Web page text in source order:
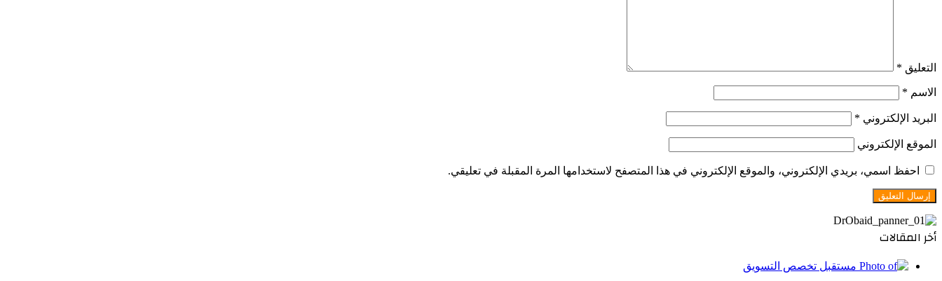
التعليق *
الاسم *
البريد الإلكتروني *
الموقع الإلكتروني
احفظ اسمي، بريدي الإلكتروني، والموقع الإلكتروني في هذا المتصفح لاستخدامها المرة المقبلة في تعليقي.
أخر المقالات